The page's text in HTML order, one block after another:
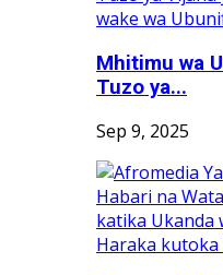
Mhitimu wa
Tuzo ya...
Sep 9, 2025